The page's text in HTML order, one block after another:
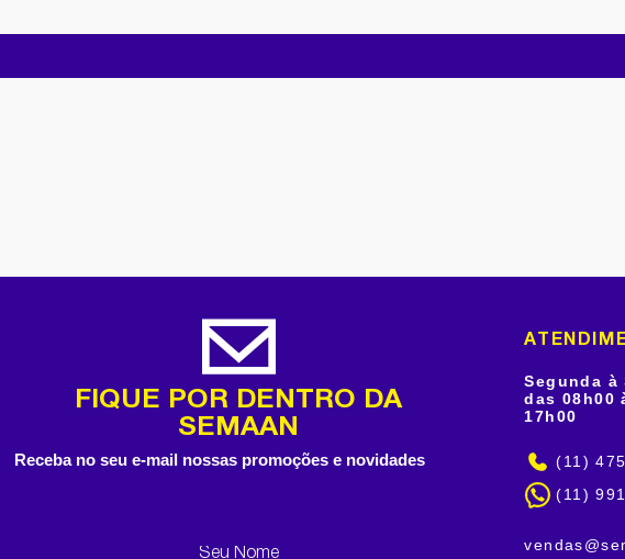
FIQUE POR DENTRO DA
SEMAAN
Receba no seu e-mail nossas promoções e novidades
Segunda à
das 08h00
17h00
(11)
(11)